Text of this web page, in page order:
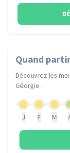
Quand
Découvrez les
Géorgie.
J F M